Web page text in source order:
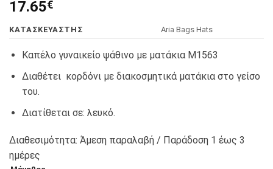
17.65€
KΑΤΑΣΚΕΥΑΣΤΗΣ Αria Bags Hats
Καπέλο γυναικείο ψάθινο με ματάκια Μ1563
Διαθέτει κορδόνι με διακοσμητικά ματάκια στο γείσο
του.
Διατίθεται σε: λευκό.
Διαθεσιμότητα: Άμεση παραλαβή / Παράδoση 1 έως 3
ημέρες